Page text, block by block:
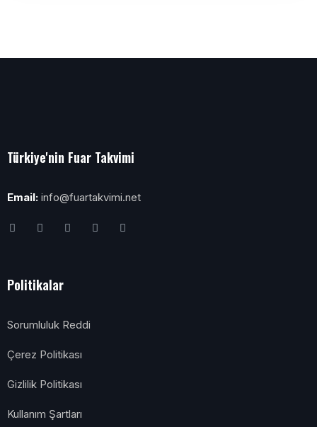
Türkiye'nin Fuar Takvimi
Email: info@fuartakvimi.net
Politikalar
Sorumluluk Reddi
Çerez Politikası
Gizlilik Politikası
Kullanım Şartları